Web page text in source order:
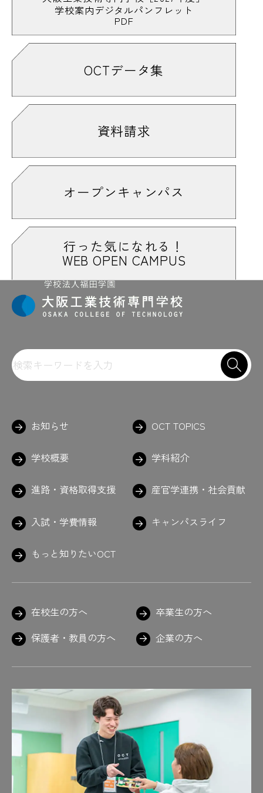
学校案内デジタルパンフレット
PDF
OCTデータ集
資料請求
オープンキャンパス
行った気になれる！
WEB OPEN CAMPUS
お知らせ OCT TOPICS
学校概要 学科紹介
進路・資格取得支援
入試・学費情報 キャンパスライフ
産官学連携・社会貢献
もっと知りたいOCT
在校生の方へ
卒業生の方へ
保護者・教員の方へ
企業の方へ